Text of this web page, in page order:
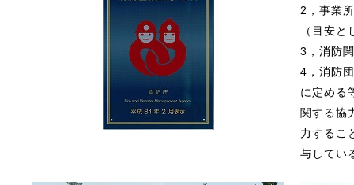
2，事業
（目安
3，消防
4，消防
に定める
関する協
力するこ
与してい